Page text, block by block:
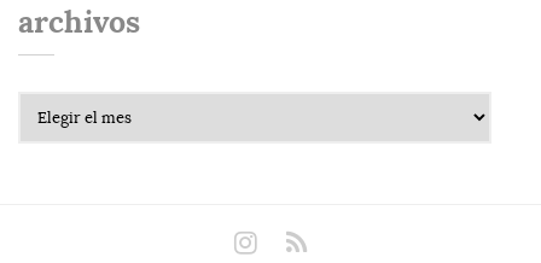
archivos